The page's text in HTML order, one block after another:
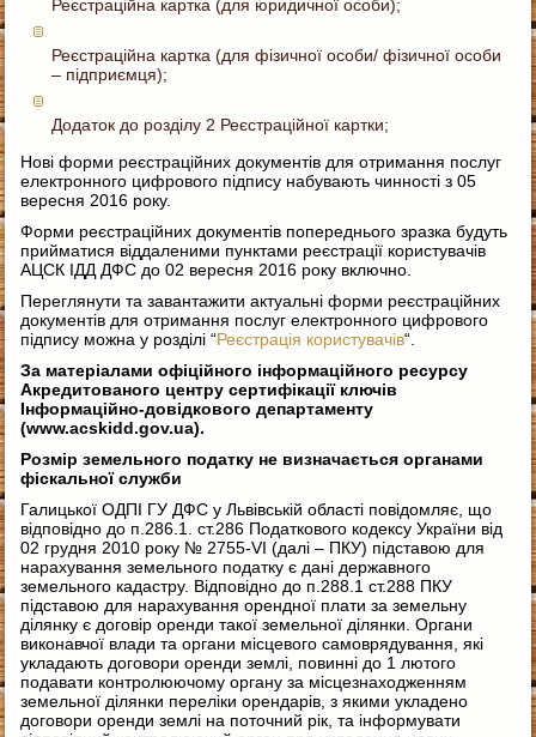
Реєстраційна картка (для юридичної особи);
Реєстраційна картка (для фізичної особи/ фізичної особи
– підприємця);
Додаток до розділу 2 Реєстраційної картки;
Нові форми реєстраційних документів для отримання послуг
електронного цифрового підпису набувають чинності з 05
вересня 2016 року.
Форми реєстраційних документів попереднього зразка будуть
прийматися віддаленими пунктами реєстрації користувачів
АЦСК ІДД ДФС до 02 вересня 2016 року включно.
Переглянути та завантажити актуальні форми реєстраційних
документів для отримання послуг електронного цифрового
підпису можна у розділі “Реєстрація користувачів“
За матеріалами офіційного інформаційного ресурсу
Акредитованого центру сертифікації ключів
Інформаційно-довідкового департаменту
(www.acskidd.gov.ua).
Розмір земельного податку не визначається органами
фіскальної служби
Галицької ОДПІ ГУ ДФС у Львівській області повідомляє, що
відповідно до п.286.1. ст.286 Податкового кодексу України від
02 грудня 2010 року № 2755-VI (далі – ПКУ) підставою для
нарахування земельного податку є дані державного
земельного кадастру. Відповідно до п.288.1 ст.288 ПКУ
підставою для нарахування орендної плати за земельну
ділянку є договір оренди такої земельної ділянки. Органи
виконавчої влади та органи місцевого самоврядування, які
укладають договори оренди землі, повинні до 1 лютого
подавати контролюючому органу за місцезнаходженням
земельної ділянки переліки орендарів, з якими укладено
договори оренди землі на поточний рік, та інформувати